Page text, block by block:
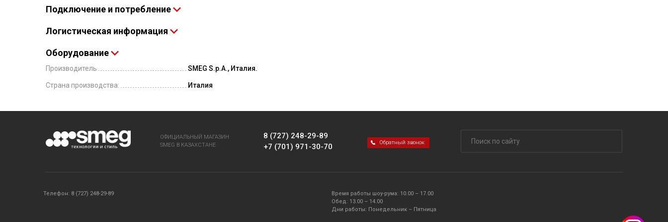
Подключение и потребление
Логистическая информация
Оборудование
Производитель SMEG S.p.A., Италия.
Страна производства: Италия
ОФИЦИАЛЬНЫЙ МАГАЗИН
SMEG В КАЗАХСТАНЕ
8 (727) 248-29-89
+7 (701) 971-30-70
Обратный звонок
Телефон: 8 (727) 248-29-89
Время работы шоу-рума: 10.00 – 17.00
Обед: 13.00 – 14.00
Дни работы: Понедельник – Пятница